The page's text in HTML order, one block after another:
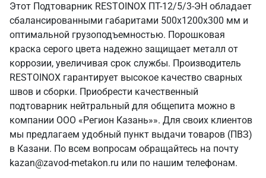
Этот Подтоварник RESTOINOX ПТ-12/5/3-ЭН обладает
сбалансированными габаритами 500х1200х300 мм и
оптимальной грузоподъемностью. Порошковая
краска серого цвета надежно защищает металл от
коррозии, увеличивая срок службы. Производитель
RESTOINOX гарантирует высокое качество сварных
швов и сборки. Приобрести качественный
подтоварник нейтральный для общепита можно в
компании ООО «Регион Казань»». Для своих клиентов
мы предлагаем удобный пункт выдачи товаров (ПВЗ)
в Казани. По всем вопросам обращайтесь на почту
kazan@zavod-metakon.ru или по нашим телефонам.